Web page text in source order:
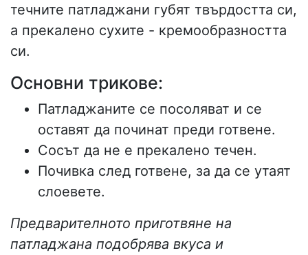
течните патладжани губят твърдостта си,
а прекалено сухите - кремообразността
си.
Основни трикове:
Патладжаните се посоляват и се
оставят да починат преди готвене.
Сосът да не е прекалено течен.
Почивка след готвене, за да се утаят
слоевете.
Предварителното приготвяне на
патладжана подобрява вкуса и